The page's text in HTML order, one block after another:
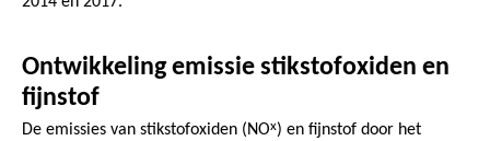
Ontwikkeling emissie stikstofoxiden en
fijnstof
De emissies van stikstofoxiden (NOx) en fijnstof door het